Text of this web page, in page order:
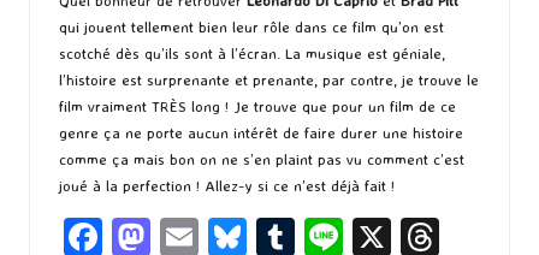
qui jouent tellement bien leur rôle dans ce film qu’on est
scotché dès qu’ils sont à l’écran. La musique est géniale,
l’histoire est surprenante et prenante, par contre, je trouve le
film vraiment TRÈS long ! Je trouve que pour un film de ce
genre ça ne porte aucun intérêt de faire durer une histoire
comme ça mais bon on ne s’en plaint pas vu comment c’est
joué à la perfection ! Allez-y si ce n’est déjà fait !
Fa M E
Bl T
Li X